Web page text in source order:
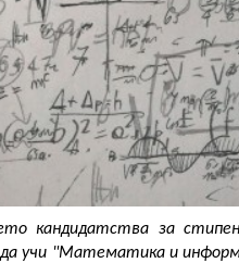
кандидатства за
учи "Математика и